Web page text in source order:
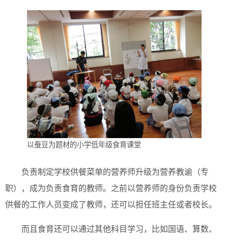
以蚕豆为题材的小学低年级食育课堂
负责制定学校供餐菜单的营养师升级为营养教谕（专
职），成为负责食育的教师。之前以营养师的身份负责学校
供餐的工作人员变成了教师，还可以担任班主任或者校长。
而且食育还可以通过其他科目学习，比如国语、算数、